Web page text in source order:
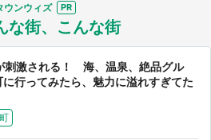
ウンウィズ
な街、こんな街
刺激される！ 海、温泉、絶品グル
に行ってみたら、魅力に溢れすぎてた